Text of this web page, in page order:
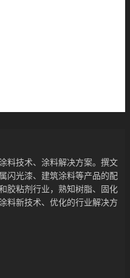
料技术、涂料解决方案。撰文
闪光漆、建筑涂料等产品的配
胶粘剂行业，熟知树脂、固化
料新技术、优化的行业解决方